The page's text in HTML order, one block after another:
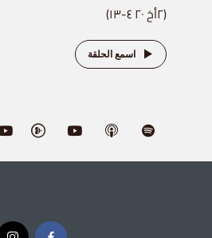
(٢أخ ٢٠ ٤-١٣)
اسمع الحلقة